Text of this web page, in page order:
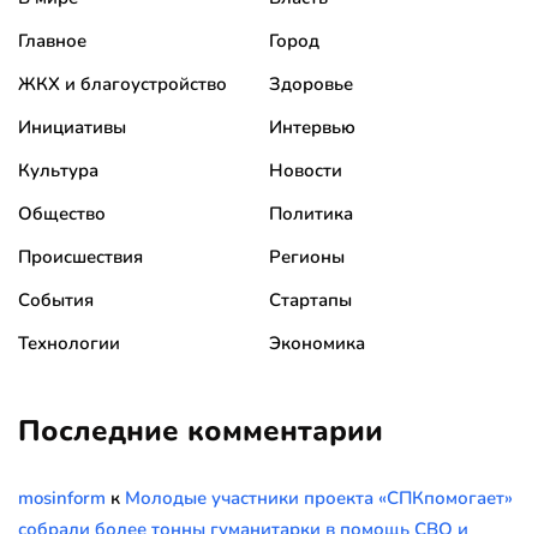
Главное
Город
ЖКХ и благоустройство
Здоровье
Инициативы
Интервью
Культура
Новости
Общество
Политика
Происшествия
Регионы
События
Стартапы
Технологии
Экономика
Последние комментарии
mosinform к Молодые участники проекта «СПКпомогает»
собрали более тонны гуманитарки в помощь СВО и